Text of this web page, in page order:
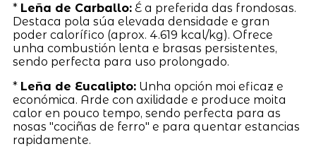
* Leña de Carballo:É a preferida das frondosas.
Destaca pola súa elevada densidade e gran
poder calorífico (aprox. 4.619 kcal/kg). Ofrece
unha combustión lenta e brasas persistentes,
sendo perfecta para uso prolongado.
* Leña de Eucalipto:Unha opción moi eficaz e
económica. Arde con axilidade e produce moita
calor en pouco tempo, sendo perfecta para as
nosas "cociñas de ferro" e para quentar estancias
rapidamente.